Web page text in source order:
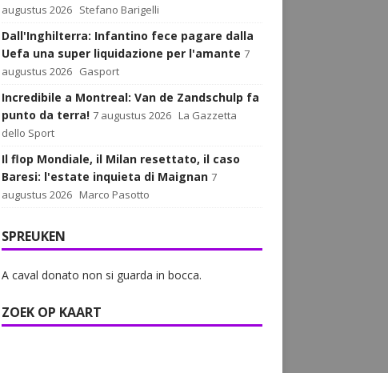
augustus 2026 Stefano Barigelli
Dall'Inghilterra: Infantino fece pagare dalla
Uefa una super liquidazione per l'amante 7
augustus 2026 Gasport
Incredibile a Montreal: Van de Zandschulp fa
punto da terra! 7 augustus 2026 La Gazzetta
dello Sport
Il flop Mondiale, il Milan resettato, il caso
Baresi: l'estate inquieta di Maignan 7
augustus 2026 Marco Pasotto
SPREUKEN
A caval donato non si guarda in bocca.
ZOEK OP KAART